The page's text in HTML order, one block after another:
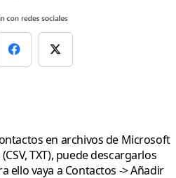
en archivos de Microsoft
(CSV, TXT), puede descargarlos
ello vaya a Contactos ->Añadir